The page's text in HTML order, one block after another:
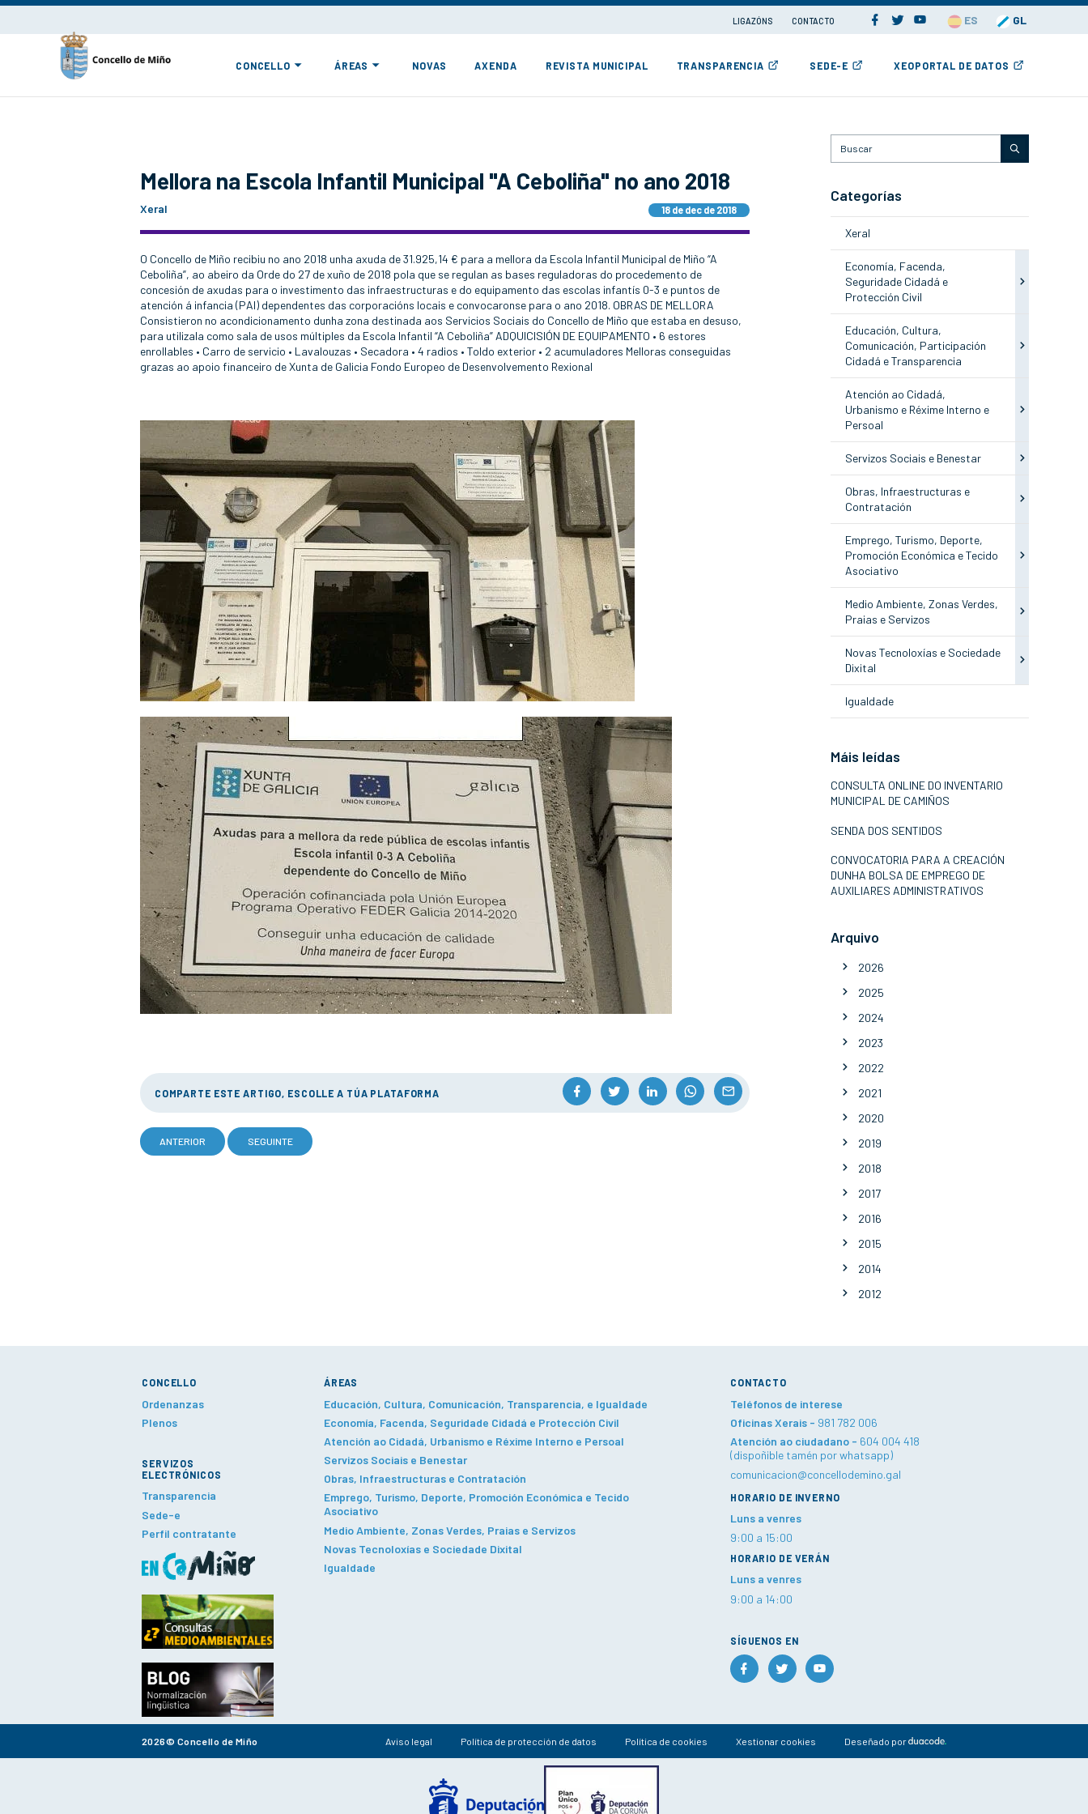
LIGAZÓNS CONTACTO ES GL
CONCELLO ÁREAS NOVAS AXENDA REVISTA MUNICIPAL TRANSPARENCIA SEDE-E XEOPORTAL DE DATOS
Mellora na Escola Infantil Municipal "A Ceboliña" no ano 2018
Xeral 18 de dec de 2018
O Concello de Miño recibiu no ano 2018 unha axuda de 31.925,14 € para a mellora da Escola Infantil Municipal de Miño “A
Ceboliña”, ao abeiro da Orde do 27 de xuño de 2018 pola que se regulan as bases reguladoras do procedemento de
concesión de axudas para o investimento das infraestructuras e do equipamento das escolas infantís 0-3 e puntos de
atención á infancia (PAI) dependentes das corporacións locais e convocaronse para o ano 2018. OBRAS DE MELLORA
Consistieron no acondicionamento dunha zona destinada aos Servicios Sociais do Concello de Miño que estaba en desuso,
para utilizala como sala de usos múltiples da Escola Infantil “A Ceboliña” ADQUICISIÓN DE EQUIPAMENTO • 6 estores
enrollables • Carro de servicio • Lavalouzas • Secadora • 4 radios • Toldo exterior • 2 acumuladores Melloras conseguidas
grazas ao apoio financeiro de Xunta de Galicia Fondo Europeo de Desenvolvemento Rexional
COMPARTE ESTE ARTIGO, ESCOLLE A TÚA PLATAFORMA
ANTERIOR SEGUINTE
Categorías
Xeral
Economía, Facenda,
Seguridade Cidadá e
Protección Civil
Educación, Cultura,
Comunicación, Participación
Cidadá e Transparencia
Atención ao Cidadá,
Urbanismo e Réxime Interno e
Persoal
Servizos Sociais e Benestar
Obras, Infraestructuras e
Contratación
Emprego, Turismo, Deporte,
Promoción Económica e Tecido
Asociativo
Medio Ambiente, Zonas Verdes,
Praias e Servizos
Novas Tecnoloxías e Sociedade
Dixital
Igualdade
Máis leídas
CONSULTA ONLINE DO INVENTARIO
MUNICIPAL DE CAMIÑOS
SENDA DOS SENTIDOS
CONVOCATORIA PARA A CREACIÓN
DUNHA BOLSA DE EMPREGO DE
AUXILIARES ADMINISTRATIVOS
Arquivo
2026
2025
2024
2023
2022
2021
2020
2019
2018
2017
2016
2015
2014
2012
CONCELLO
Ordenanzas
Plenos
SERVIZOS
ELECTRÓNICOS
Transparencia
Sede-e
Perfil contratante
ÁREAS
Educación, Cultura, Comunicación, Transparencia, e Igualdade
Economía, Facenda, Seguridade Cidadá e Protección Civil
Atención ao Cidadá, Urbanismo e Réxime Interno e Persoal
Servizos Sociais e Benestar
Obras, Infraestructuras e Contratación
Emprego, Turismo, Deporte, Promoción Económica e Tecido
Asociativo
Medio Ambiente, Zonas Verdes, Praias e Servizos
Novas Tecnoloxías e Sociedade Dixital
Igualdade
CONTACTO
Teléfonos de interese
Oficinas Xerais - 981 782 006
Atención ao ciudadano - 604 004 418
(dispoñible tamén por whatsapp)
comunicacion@concellodemino.gal
HORARIO DE INVERNO
Luns a venres
9:00 a 15:00
HORARIO DE VERÁN
Luns a venres
9:00 a 14:00
SÍGUENOS EN
2026© Concello de Miño Aviso legal Política de protección de datos Política de cookies Xestionar cookies Deseñado por